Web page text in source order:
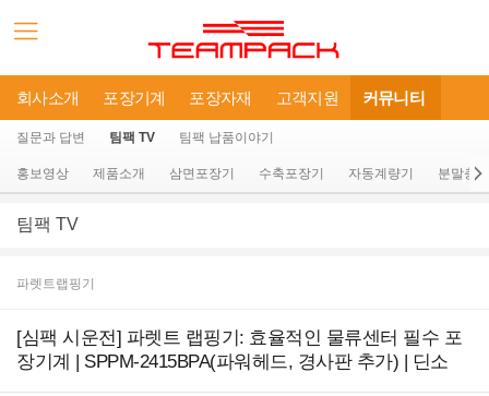
회사소개 포장기계 포장자재 고객지원 커뮤니티
질문과 답변 팀팩 TV 팀팩 납품이야기
홍보영상 제품소개 삼면포장기 수축포장기 자동계량기 분말충
팀팩 TV
파렛트랩핑기
[심팩 시운전] 파렛트 랩핑기: 효율적인 물류센터 필수 포
장기계 | SPPM-2415BPA(파워헤드, 경사판 추가) | 딘소